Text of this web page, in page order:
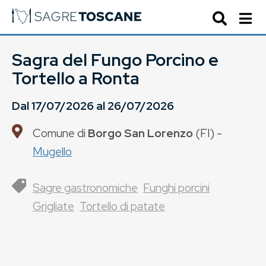
Sagra del Fungo Porcino e
Tortello a Ronta
Dal17/07/2026al26/07/2026
Comune di Borgo San Lorenzo(FI) -
Mugello
Sagre gastronomiche Funghi porcini
Grigliate Tortello di patate